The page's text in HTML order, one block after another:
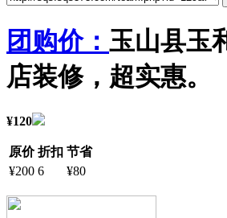
团购价： 玉山县玉
店装修，超实惠。
¥120
原价 折扣 节省
¥200 6 ¥80